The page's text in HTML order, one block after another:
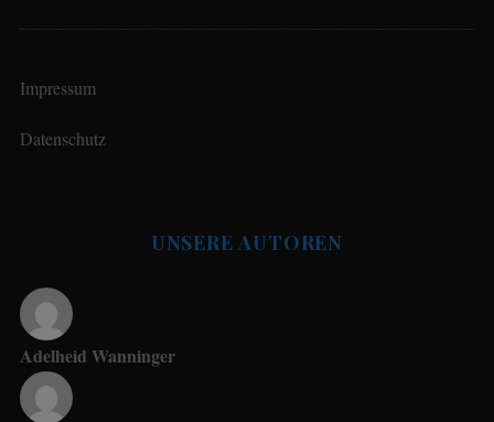
Impressum
Datenschutz
UNSERE AUTOREN
Adelheid Wanninger